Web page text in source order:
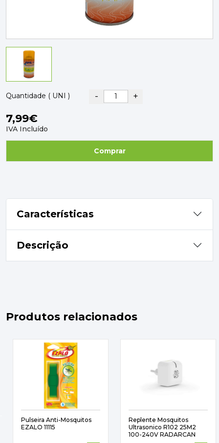
TINTAS, DROGAS E LIMPEZA
DYRUP
SKIL
Quantidade ( UNI ) - +
7,99€
IVA Incluído
Comprar
Características
Descrição
Produtos relacionados
Pulseira Anti-Mosquitos
EZALO 11115
Replente Mosquitos
Ultrasonico R102 25M2
100-240V RADARCAN